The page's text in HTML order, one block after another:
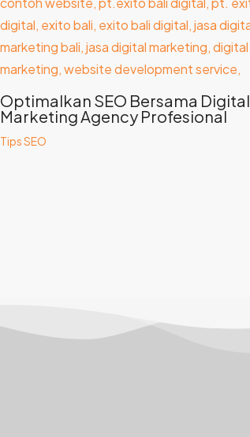
Optimalkan SEO Bersama Digital
Marketing Agency Profesional
Tips SEO